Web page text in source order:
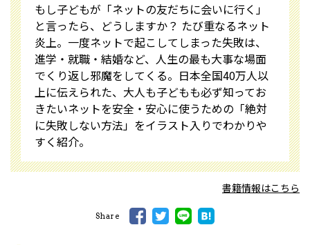
もし子どもが「ネットの友だちに会いに行く」
と言ったら、どうしますか？ たび重なるネット
炎上。一度ネットで起こしてしまった失敗は、
進学・就職・結婚など、人生の最も大事な場面
でくり返し邪魔をしてくる。日本全国40万人以
上に伝えられた、大人も子どもも必ず知ってお
きたいネットを安全・安心に使うための「絶対
に失敗しない方法」をイラスト入りでわかりや
すく紹介。
書籍情報はこちら
Share